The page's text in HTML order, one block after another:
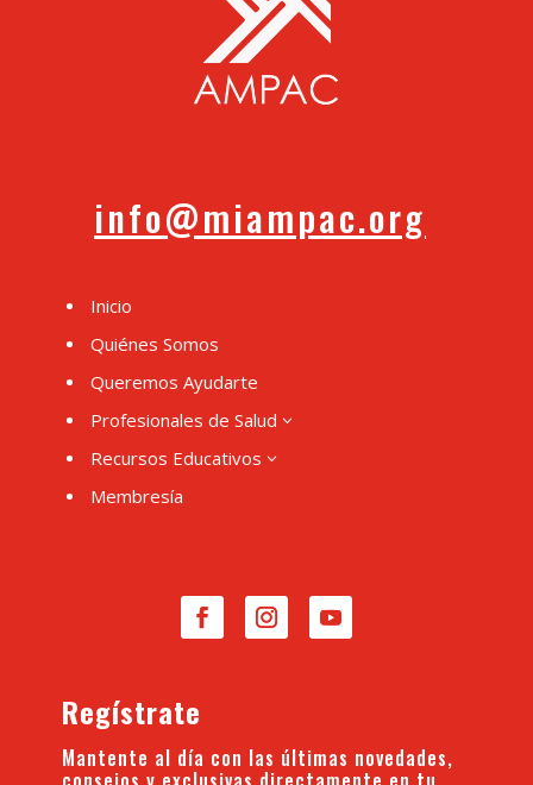
info@miampac.org
Inicio
Quiénes Somos
Queremos Ayudarte
Profesionales de Salud 3
Recursos Educativos 3
Membresía
Regístrate
Mantente al día con las últimas novedades,